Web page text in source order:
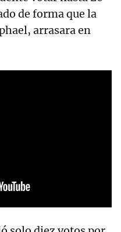
de forma que la
arrasara en